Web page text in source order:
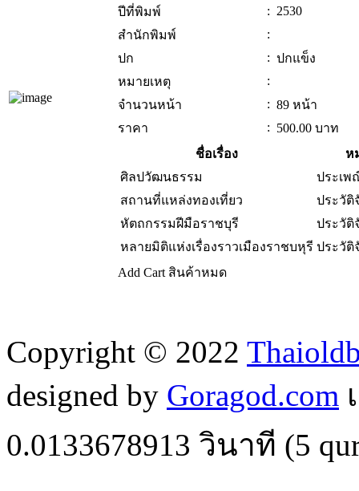
ปีที่พิมพ์
: 2530
สำนักพิมพ์
:
ปก
: ปกแข็ง
หมายเหตุ
:
จำนวนหน้า
: 89 หน้า
ราคา
: 500.00 บาท
ชื่อเรื่อง
ห
ศิลปวัฒนธรรม
ประเพ
สถานที่แหล่งทองเที่ยว
ประวัติ
หัตถกรรมฝีมือราชบุรี
ประวัติ
หลายมิติแห่งเรื่องราวเมืองราชบหุรี ประวัติ
Add Cart สินค้าหมด
Copyright © 2022
designed by Goragod.com
0.0133678913 วินาที (5